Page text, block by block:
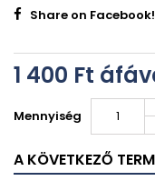
Share on Facebook!
1 400 Ft‎
Mennyiség
A KÖVETKEZŐ